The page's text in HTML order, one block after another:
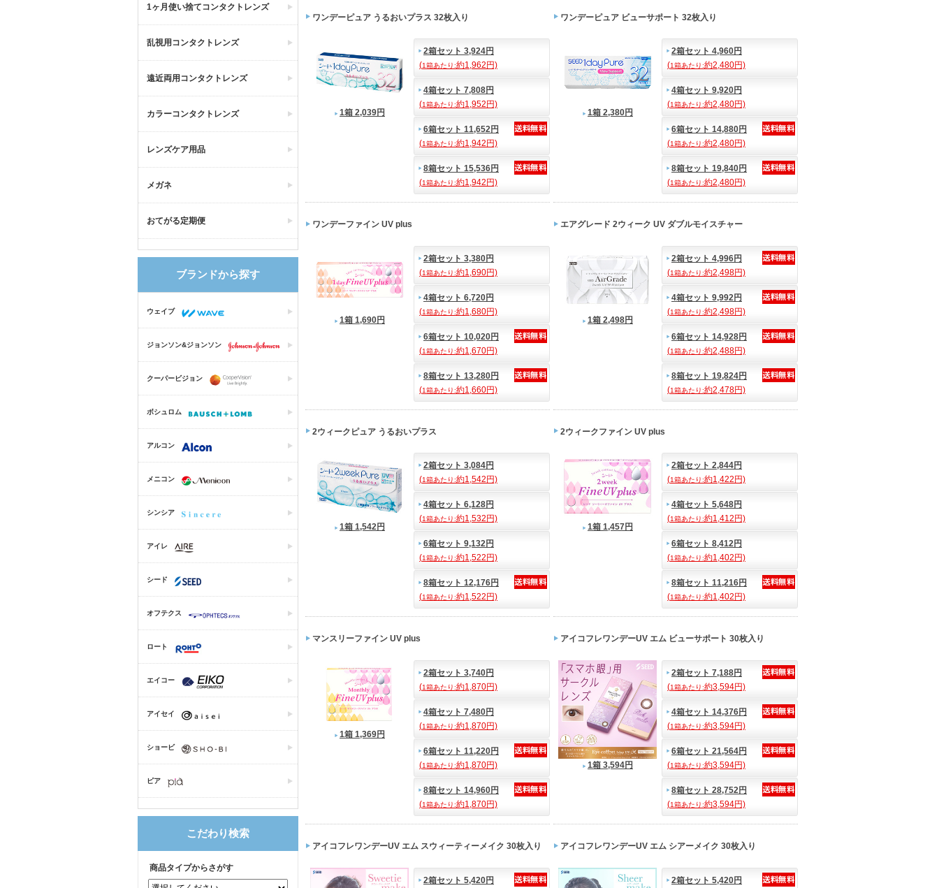
1ヶ月使い捨てコンタクトレンズ
乱視用コンタクトレンズ
遠近両用コンタクトレンズ
カラーコンタクトレンズ
レンズケア用品
メガネ
おてがる定期便
ブランドから探す
ウェイブ
ジョンソン&ジョンソン
クーパービジョン
ボシュロム
アルコン
メニコン
シンシア
アイレ
シード
オフテクス
ロート
エイコー
アイセイ
ショービ
ピア
こだわり検索
商品タイプからさがす
ワンデーピュア うるおいプラス 32枚入り
1箱 2,039円
2箱セット 3,924円
(1箱あたり:約1,962円)
4箱セット 7,808円
(1箱あたり:約1,952円)
6箱セット 11,652円
(1箱あたり:約1,942円)
8箱セット 15,536円
(1箱あたり:約1,942円)
ワンデーピュア ビューサポート 32枚入り
1箱 2,380円
2箱セット 4,960円
(1箱あたり:約2,480円)
4箱セット 9,920円
(1箱あたり:約2,480円)
6箱セット 14,880円
(1箱あたり:約2,480円)
8箱セット 19,840円
(1箱あたり:約2,480円)
ワンデーファイン UV plus
1箱 1,690円
2箱セット 3,380円
(1箱あたり:約1,690円)
4箱セット 6,720円
(1箱あたり:約1,680円)
6箱セット 10,020円
(1箱あたり:約1,670円)
8箱セット 13,280円
(1箱あたり:約1,660円)
エアグレード 2ウィーク UV ダブルモイスチャー
1箱 2,498円
2箱セット 4,996円
(1箱あたり:約2,498円)
4箱セット 9,992円
(1箱あたり:約2,498円)
6箱セット 14,928円
(1箱あたり:約2,488円)
8箱セット 19,824円
(1箱あたり:約2,478円)
2ウィークピュア うるおいプラス
1箱 1,542円
2箱セット 3,084円
(1箱あたり:約1,542円)
4箱セット 6,128円
(1箱あたり:約1,532円)
6箱セット 9,132円
(1箱あたり:約1,522円)
8箱セット 12,176円
(1箱あたり:約1,522円)
2ウィークファイン UV plus
1箱 1,457円
2箱セット 2,844円
(1箱あたり:約1,422円)
4箱セット 5,648円
(1箱あたり:約1,412円)
6箱セット 8,412円
(1箱あたり:約1,402円)
8箱セット 11,216円
(1箱あたり:約1,402円)
マンスリーファイン UV plus
1箱 1,369円
2箱セット 3,740円
(1箱あたり:約1,870円)
4箱セット 7,480円
(1箱あたり:約1,870円)
6箱セット 11,220円
(1箱あたり:約1,870円)
8箱セット 14,960円
(1箱あたり:約1,870円)
アイコフレワンデーUV エム ビューサポート 30枚入り
1箱 3,594円
2箱セット 7,188円
(1箱あたり:約3,594円)
4箱セット 14,376円
(1箱あたり:約3,594円)
6箱セット 21,564円
(1箱あたり:約3,594円)
8箱セット 28,752円
(1箱あたり:約3,594円)
アイコフレワンデーUV エム スウィーティーメイク 30枚入り
2箱セット 5,420円
アイコフレワンデーUV エム シアーメイク 30枚入り
2箱セット 5,420円